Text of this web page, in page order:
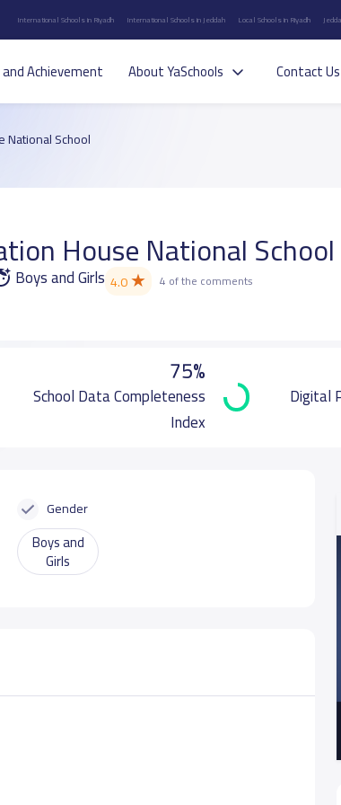
International Schools in Riyadh International Schools in Jeddah Local Schools in Riyadh
Achievement About YaSchools Contact Us
National School
House National School
Boys and Girls 4.0★ 4 of the comments
75%
School Data Completeness
Index
Digital
Gender
Boys and
Girls